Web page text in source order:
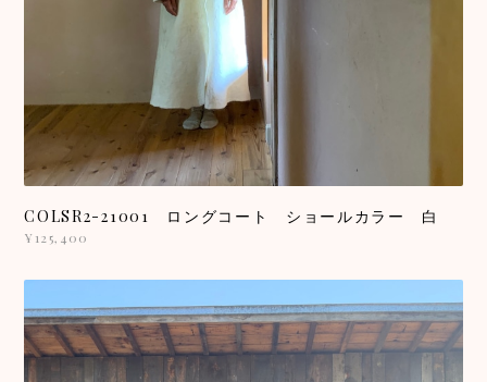
COLSR2-21001 ロングコート ショールカラー 白
¥125,400